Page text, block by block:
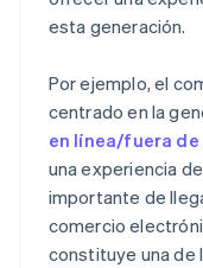
esta generación.
Por ejemplo, el
centrado en la
en línea/fuera de
una experiencia
importante de
comercio
constituye una de